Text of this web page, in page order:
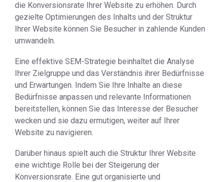
die Konversionsrate Ihrer Website zu erhöhen. Durch
gezielte Optimierungen des Inhalts und der Struktur
Ihrer Website können Sie Besucher in zahlende Kunden
umwandeln.
Eine effektive SEM-Strategie beinhaltet die Analyse
Ihrer Zielgruppe und das Verständnis ihrer Bedürfnisse
und Erwartungen. Indem Sie Ihre Inhalte an diese
Bedürfnisse anpassen und relevante Informationen
bereitstellen, können Sie das Interesse der Besucher
wecken und sie dazu ermutigen, weiter auf Ihrer
Website zu navigieren.
Darüber hinaus spielt auch die Struktur Ihrer Website
eine wichtige Rolle bei der Steigerung der
Konversionsrate. Eine gut organisierte und